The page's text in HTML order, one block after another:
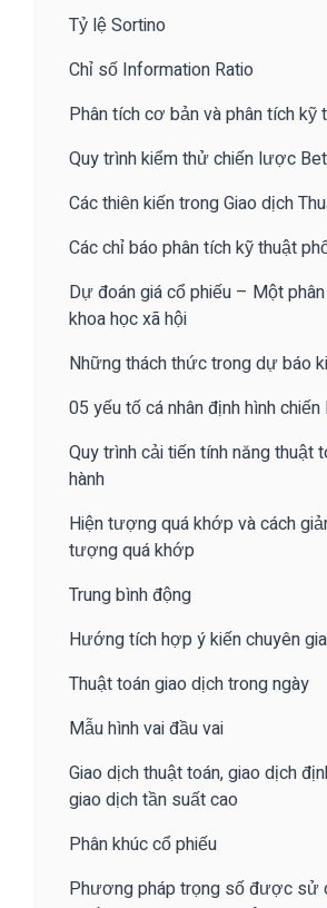
Tỷ lệ Sortino
Chỉ số Information Ratio
Phân tích cơ bản và phân tích kỹ
Quy trình kiểm thử chiến lược
Các thiên kiến trong Giao dịch
Các chỉ báo phân tích kỹ thuật
Dự đoán giá cổ phiếu – Một
khoa học xã hội
Những thách thức trong dự báo
05 yếu tố cá nhân định hình
Quy trình cải tiến tính năng thuật
hành
Hiện tượng quá khớp và cách
tượng quá khớp
Trung bình động
Hướng tích hợp ý kiến chuyên gia
Thuật toán giao dịch trong ngày
Mẫu hình vai đầu vai
Giao dịch thuật toán, giao dịch
giao dịch tần suất cao
Phân khúc cổ phiếu
Phương pháp trọng số được sử